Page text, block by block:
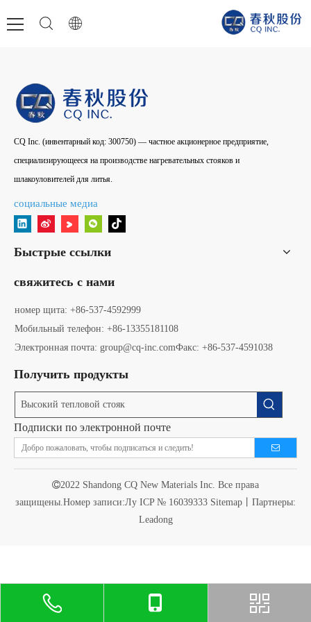
CQ Inc. (инвентарный код: 300750) — частное акционерное предприятие,
специализирующееся на производстве нагревательных стояков и
шлакоуловителей для литья.
социальные медиа
Быстрые ссылки
свяжитесь с нами
номер щита: +86-537-4592999
Мобильный телефон: +86-13355181108
Электронная почта: group@cq-inc.comФакс: +86-537-4591038
Получить продукты
Подписки по электронной почте
2022 Shandong CQ New Materials Inc. Все права
защищены.Номер записи:Лу ICP № 16039333 Sitemap 丨Партнеры:
Leadong